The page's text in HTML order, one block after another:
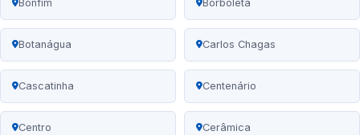
Bonfim Borboleta
Botanágua Carlos Chagas
Cascatinha Centenário
Centro Cerâmica